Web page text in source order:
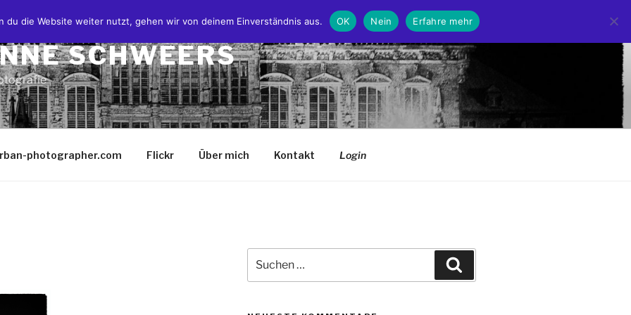
SCHWEERS
photographer.com Flickr Über mich Kontakt Login
nach:
du die Website weiter nutzt, gehen wir von deinem Einverständnis aus. OK Nein Erfahre mehr